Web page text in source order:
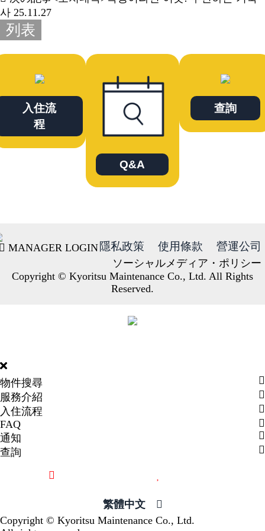
사 25.11.27
列表
入住流
程
Q&A
查詢
MANAGER LOGIN 隱私政策 使用條款 營運公司
ソーシャルメディア・ポリシー
Copyright © Kyoritsu Maintenance Co., Ltd. All Rights
Reserved.
物件搜尋
服務介紹
入住流程
FAQ
通知
查詢
繁體中文
Copyright © Kyoritsu Maintenance Co., Ltd.